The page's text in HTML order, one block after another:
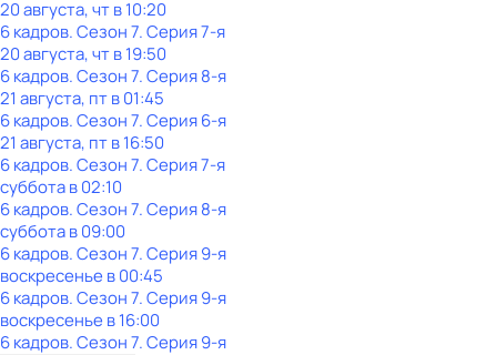
20 августа, чт в 10:20
6 кадров. Сезон 7. Серия 7-я
20 августа, чт в 19:50
6 кадров. Сезон 7. Серия 8-я
21 августа, пт в 01:45
6 кадров. Сезон 7. Серия 6-я
21 августа, пт в 16:50
6 кадров. Сезон 7. Серия 7-я
субботав02:10
6 кадров. Сезон 7. Серия 8-я
субботав09:00
6 кадров. Сезон 7. Серия 9-я
воскресенье в00:45
6 кадров. Сезон 7. Серия 9-я
воскресенье в16:00
6 кадров. Сезон 7. Серия 9-я